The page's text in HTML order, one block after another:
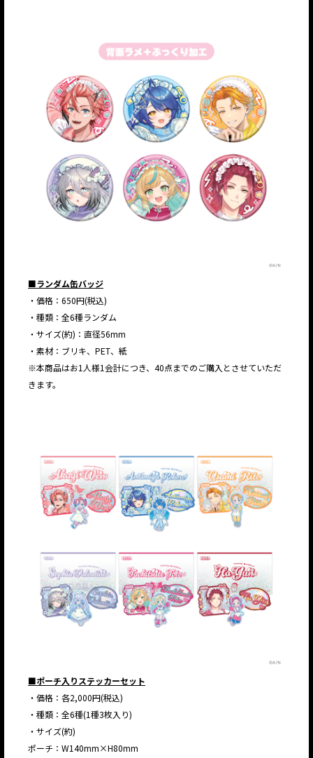
■ランダム缶バッジ
・価格：650円(税込)
・種類：全6種ランダム
・サイズ(約)：直径56mm
・素材：ブリキ、PET、紙
※本商品はお1人様1会計につき、40点までのご購入とさせていただ
きます。
■ポーチ入りステッカーセット
・価格：各2,000円(税込)
・種類：全6種(1種3枚入り)
・サイズ(約)
ポーチ：W140mm×H80mm